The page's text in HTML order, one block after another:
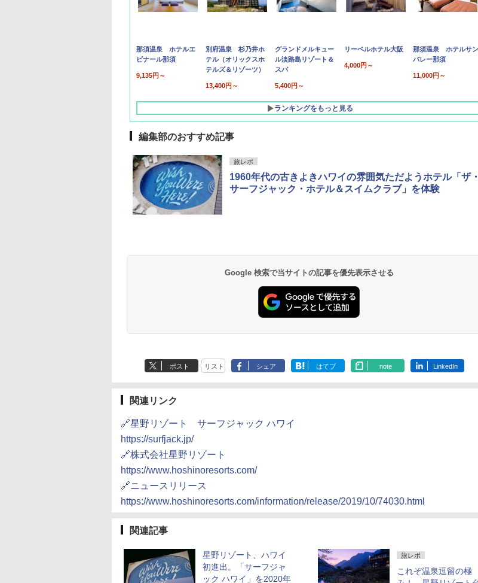
那須温泉 ホテルエ
ピナール那須
9,135円～
別府温泉 杉乃井ホ
テル（オリックスホ
テルズ＆リゾーツ）
13,400円～
グランドメルキュー
ル淡路島リゾート＆
スパ
5,400円～
リーベルホテル大阪
4,000円～
那須温泉 ホテルサン
バレー那須
11,000円～
ランキングをもっと見る
10,450円～
19,541円～
7,950円～
5,758円～
編集部のおすすめ記事
旅レポ
1960年代の古きよきハワイの雰囲気ただようホテル「ザ・
サーフジャック・ホテル＆スイムクラブ」を体験
Google 検索で当サイトの記事を優先表示させる
ポスト リスト シェア はてブ note LinkedIn
関連リンク
🔗星野リゾート サーフジャック ハワイ
https://surfjack.jp/
🔗株式会社星野リゾート
https://www.hoshinoresorts.com/
🔗ニュースリリース
https://www.hoshinoresorts.com/information/release/2019/10/74030.html
関連記事
星野リゾート、ハワイ
初進出。「サーフジャ
ック ハワイ」を2020年
旅レポ
これぞ温泉逗留の極